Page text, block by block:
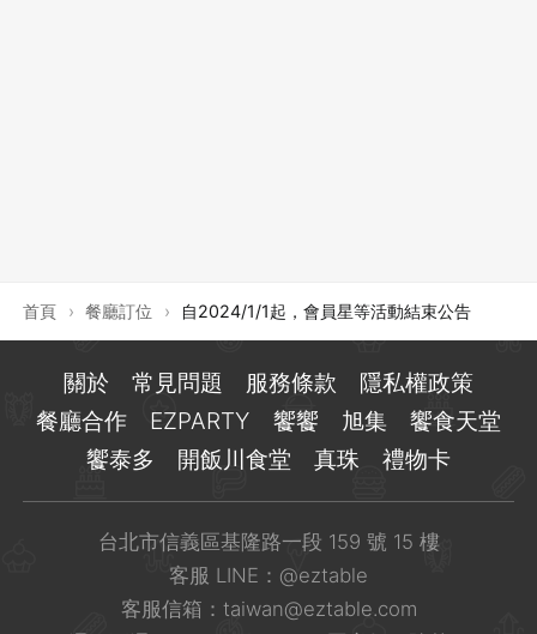
首頁 › 餐廳訂位 › 自2024/1/1起，會員星等活動結束公告
先不要 確認
關於 常見問題 服務條款
隱私權政策
餐廳合作
EZPARTY 饗饗 旭集
饗食天堂
饗泰多
開飯川食堂 真珠 禮物卡
台北市信義區基隆路一段 159 號 15 樓
客服 LINE： @eztable
客服信箱： taiwan@eztable.com